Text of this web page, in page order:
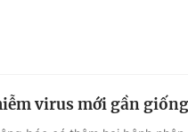
virus mới gần giống